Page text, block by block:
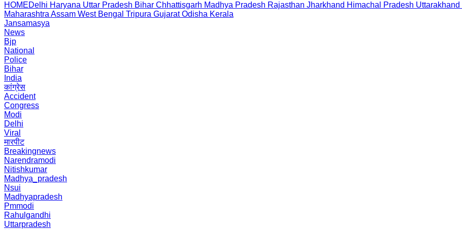
HOMEDelhi Haryana Uttar Pradesh Bihar Chhattisgarh Madhya Pradesh Rajasthan Jharkhand Himachal Pradesh Uttarakhand
Maharashtra Assam West Bengal Tripura Gujarat Odisha Kerala
Jansamasya
News
Bjp
National
Police
Bihar
India
कांग्रेस
Accident
Congress
Modi
Delhi
Viral
मारपीट
Breakingnews
Narendramodi
Nitishkumar
Madhya_pradesh
Nsui
Madhyapradesh
Pmmodi
Rahulgandhi
Uttarpradesh